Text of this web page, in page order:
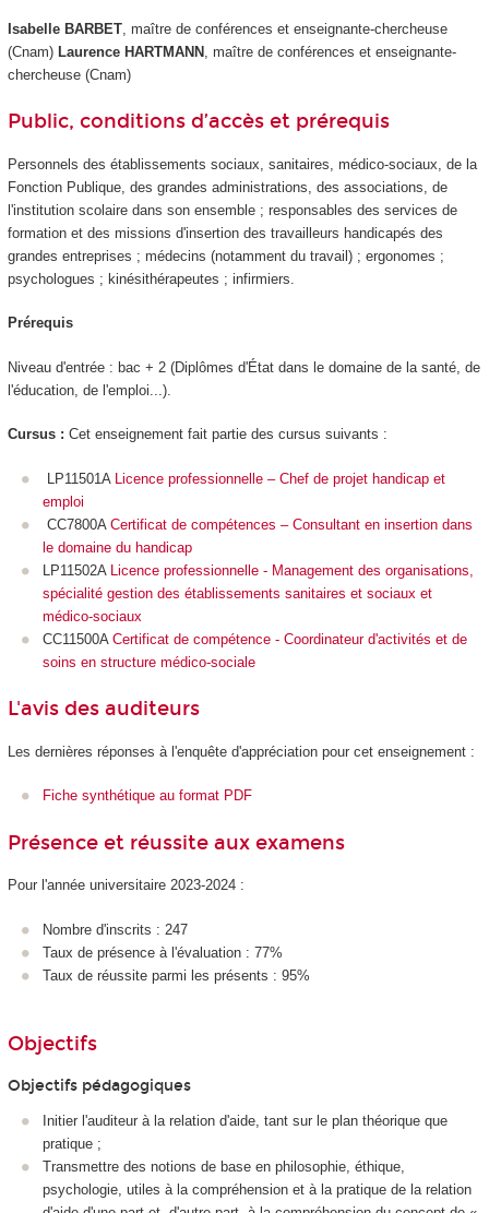
Isabelle BARBET, maître de conférences et enseignante-chercheuse
(Cnam) Laurence HARTMANN , maître de conférences et enseignante-
chercheuse (Cnam)
Public, conditions d’accès et prérequis
Personnels des établissements sociaux, sanitaires, médico-sociaux, de la
Fonction Publique, des grandes administrations, des associations, de
l'institution scolaire dans son ensemble ; responsables des services de
formation et des missions d'insertion des travailleurs handicapés des
grandes entreprises ; médecins (notamment du travail) ; ergonomes ;
psychologues ; kinésithérapeutes ; infirmiers.
Prérequis
Niveau d'entrée : bac + 2 (Diplômes d'État dans le domaine de la santé, de
l'éducation, de l'emploi...).
Cursus : Cet enseignement fait partie des cursus suivants :
LP11501A
Licence professionnelle – Chef de projet handicap et
emploi
CC7800A Certificat de compétences – Consultant en insertion dans
le domaine du handicap
LP11502A
Licence professionnelle - Management des organisations,
spécialité gestion des établissements sanitaires et sociaux et
médico-sociaux
CC11500A Certificat de compétence - Coordinateur d'activités et de
soins en structure médico-sociale
L'avis des auditeurs
Les dernières réponses à l'enquête d'appréciation pour cet enseignement :
Fiche synthétique au format PDF
Présence et réussite aux examens
Pour l'année universitaire 2023-2024 :
Nombre d'inscrits : 247
Taux de présence à l'évaluation : 77%
Taux de réussite parmi les présents : 95%
Objectifs
Objectifs pédagogiques
Initier l'auditeur à la relation d'aide, tant sur le plan théorique que
pratique ;
Transmettre des notions de base en philosophie, éthique,
psychologie, utiles à la compréhension et à la pratique de la relation